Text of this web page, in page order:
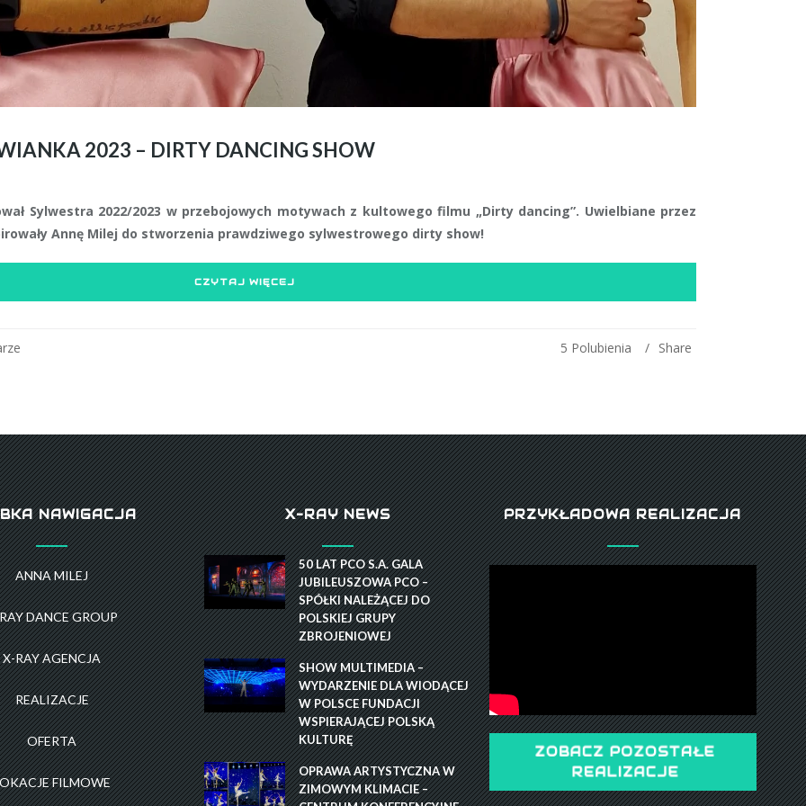
2023 – DIRTY DANCING SHOW
Sylwestra 2022/2023 w przebojowych motywach z kultowego filmu „Dirty dancing”. Uwielbiane przez
Annę Milej do stworzenia prawdziwego sylwestrowego dirty show!
CZYTAJ WIĘCEJ
Share
5 Polubienia
NAWIGACJA
ANNA MILEJ
DANCE GROUP
X-RAY AGENCJA
REALIZACJE
OFERTA
FILMOWE
X-RAY NEWS
50 LAT PCO S.A. GALA
JUBILEUSZOWA PCO –
SPÓŁKI NALEŻĄCEJ DO
POLSKIEJ GRUPY
ZBROJENIOWEJ
SHOW MULTIMEDIA –
WYDARZENIE DLA WIODĄCEJ
W POLSCE FUNDACJI
WSPIERAJĄCEJ POLSKĄ
KULTURĘ
OPRAWA ARTYSTYCZNA W
ZIMOWYM KLIMACIE –
PRZYKŁADOWA REALIZACJA
ZOBACZ POZOSTAŁE
REALIZACJE